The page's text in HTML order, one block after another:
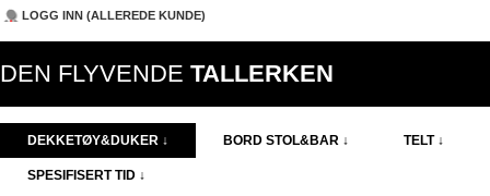
LOGG INN (ALLEREDE KUNDE)
DEN FLYVENDE TALLERKEN
DEKKETØY&DUKER ↓ BORD STOL&BAR ↓ TELT ↓
SPESIFISERT TID ↓